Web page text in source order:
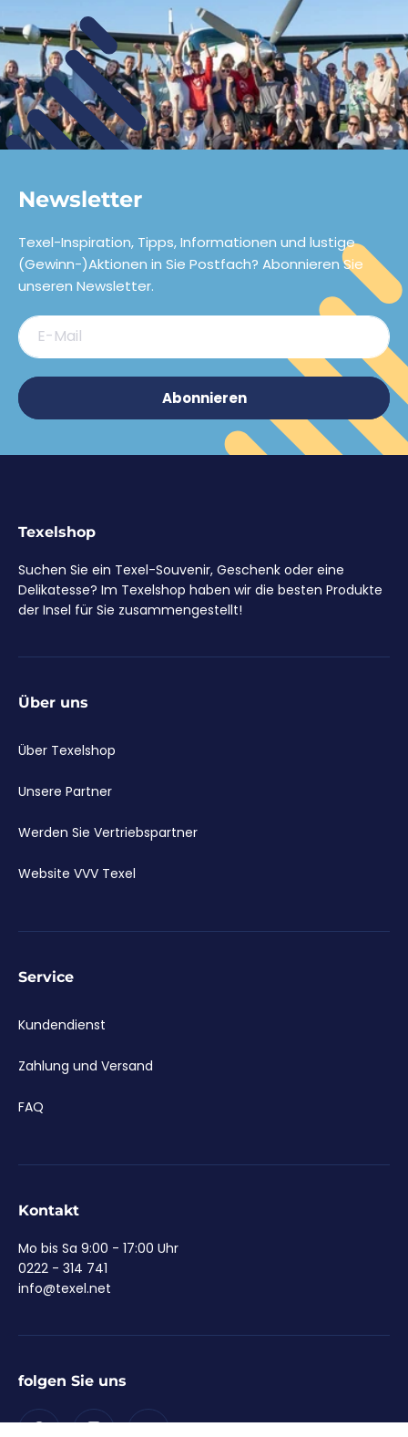
Newsletter
Texel-Inspiration, Tipps, Informationen und lustige
(Gewinn-)Aktionen in Sie Postfach? Abonnieren Sie
unseren Newsletter.
E-Mail
Abonnieren
Texelshop
Suchen Sie ein Texel-Souvenir, Geschenk oder eine
Delikatesse? Im Texelshop haben wir die besten Produkte
der Insel für Sie zusammengestellt!
Über uns
Über Texelshop
Unsere Partner
Werden Sie Vertriebspartner
Website VVV Texel
Service
Kundendienst
Zahlung und Versand
FAQ
Kontakt
Mo bis Sa 9:00 - 17:00 Uhr
0222 - 314 741
info@texel.net
folgen Sie uns